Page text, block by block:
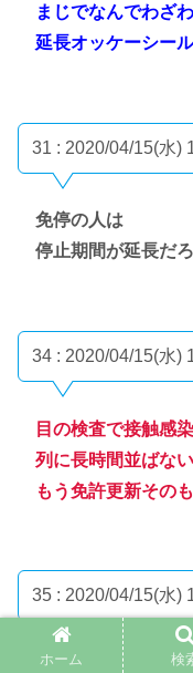
まじでなんでわざ
延長オッケーシー
31 : 2020/04/15(水)
免停の人は
停止期間が延長だ
34 : 2020/04/15(水)
目の検査で接触感
列に長時間並ばな
もう免許更新その
35 : 2020/04/15(水)
氷河期の職業訓練
ホーム 検